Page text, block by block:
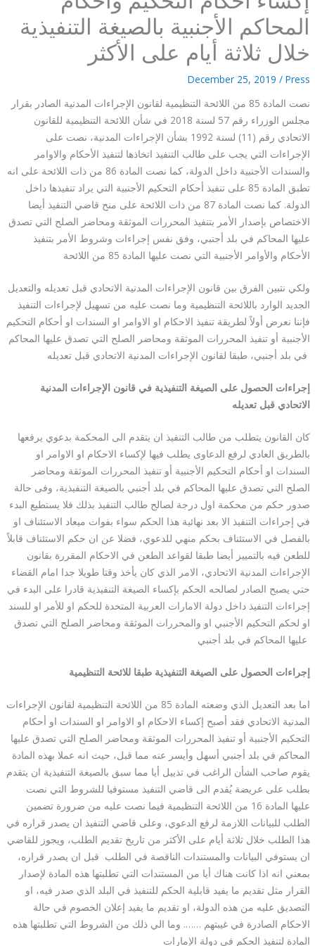
المحاكم الأجنبية بالصيغة التنفيذية
خلال ثلاثة أيام على الأكثر
December 25, 2019 / Press
نصت المادة 85 من اللائحة التنظيمية لقانون الإجراءات المدنية الصادر بقرار
مجلس الوزراء رقم 57 لسنة 2018 في شأن اللائحة التنظيمية للقانون
الاتحادي رقم (11) لسنة 1992 بشأن الإجراءات المدنية، نصت على
الإجراءات التي يجب على طالب التنفيذ اتخاذها لتنفيذ الأحكام والاوامر
والسندات الأجنبية داخل الدولة، كما نصت المادة 86 من ذات اللائحة على انه
تطبق المادة 85 على تنفيذ أحكام التحكيم الأجنبية التي يراد تنفيذها داخل
الدولة. كما نصت المادة 87 من ذات اللائحة على منح قاضي التنفيذ أيضا
الاختصاص بإصدار الأمر بتنفيذ المحررات الموثقة ومحاضر الصلح التي تصدق
عليها المحاكم في بلد أجنبي، وفق نفس إجراءات وشروط الأمر بتنفيذ
الأحكام والأوامر الأجنبية التي نصت عليها المادة 85 من اللائحة
ولكي نتبين الفرق بين قانون الإجراءات المدنية الاتحادي قبل تعديله والتعديل
الجديد الوارد باللائحة التنظيمية وما نصت عليه من تسهيل لإجراءات التنفيذ
فإننا نعرض أولاً لطريقة تنفيذ الاحكام او الاوامر او السندات او أحكام التحكيم
الأجنبية أو تنفيذ المحررات الموثقة ومحاضر الصلح التي تصدق عليها المحاكم
في بلد أجنبي، طبقا لقانون الإجراءات المدنية الاتحادي قبل تعديله
إجراءات الحصول على الصيغة التنفيذية في قانون الإجراءات المدنية
الاتحادي قبل تعديله
كان القانون يتطلب من طالب التنفيذ ان يتقدم الى المحكمة بدعوي يرفعها
بالطريق العادي لرفع الدعاوى يطلب فيها لإكساء الاحكام او الاوامر او
السندات او أحكام التحكيم الأجنبية أو تنفيذ المحررات الموثقة ومحاضر
الصلح التي تصدق عليها المحاكم في بلد أجنبي بالصيغة التنفيذية، وفى حالة
صدور حكم من محكمة اول درجة لصالح طالب التنفيذ بذلك فلا يستطيع البدء
في إجراءات التنفيذ الا بعد نهائية هذا الحكم سواء بفوات ميعاد الاستئناف او
بالفصل في الاستئناف بحكم منهي للدعوي، فضلا عن ان حكم الاستئناف قابلاً
للطعن فيه بالتمييز أيضا طبقا لقواعد الطعن في الاحكام المقررة بقانون
الإجراءات المدنية الاتحادي، الامر الذي كان يأخذ وقتا طويلا جدا امام القضاء
حتي يصبح الصادر لصالحه الحكم بإكساء الصيغة التنفيذية قادرا على البدء في
إجراءات التنفيذ داخل دولة الامارات العربية المتحدة للحكم او للأمر او للسند
او لحكم التحكيم الأجنبي او والمحررات الموثقة ومحاضر الصلح التي تصدق
عليها المحاكم في بلد أجنبي
إجراءات الحصول على الصيغة التنفيذية طبقا للائحة التنظيمية
اما بعد التعديل الذي وضعته المادة 85 من اللائحة التنظيمية لقانون الإجراءات
المدنية الاتحادي فقد أصبح إكساء الاحكام او الاوامر او السندات او أحكام
التحكيم الأجنبية أو تنفيذ المحررات الموثقة ومحاضر الصلح التي تصدق عليها
المحاكم في بلد أجنبي أسهل وأيسر عنه مما قبل، حيث انه عملا بهذه المادة
يقوم صاحب الشأن الراغب في تذييل أيا مما سبق بالصيغة التنفيذية ان يتقدم
بطلب على عريضة يُقدم الى قاضي التنفيذ مستوفيا للشروط التي نصت
عليها المادة 16 من اللائحة التنظيمية فيما نصت عليه من ضرورة تضمين
الطلب للبيانات اللازمة لرفع الدعوي، وعلى قاضي التنفيذ ان يصدر قراره في
هذا الطلب خلال ثلاثة أيام على الأكثر من تاريخ تقديم الطلب، ويجوز للقاضي
ان يستوفي البيانات والمستندات الناقصة في الطلب قبل ان يصدر قراره،
بمعني انه اذا كانت هناك أيا من المستندات التي تطلبتها هذه المادة لإصدار
القرار مثل تقديم ما يفيد قابلية الحكم للتنفيذ في البلد الذي صدر فيه، او
التصديق عليه من هذه الدولة، او تقديم ما يفيد إعلان الخصوم في حالة
الاحكام الصادرة في غيبتهم ……. وما الي ذلك من الشروط التي تطلبتها هذه
المادة لتنفيذ الحكم في دولة الإمارات